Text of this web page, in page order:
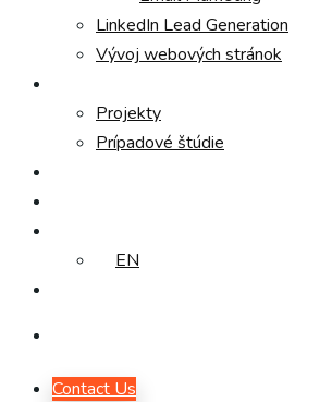
LinkedIn Lead Generation
Vývoj webových stránok
Projekty
Prípadové štúdie
EN
Contact Us